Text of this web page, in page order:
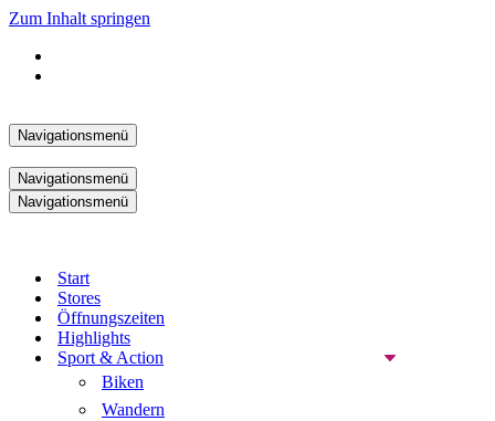
Zum Inhalt springen
Navigationsmenü
Navigationsmenü
Navigationsmenü
Start
Stores
Öffnungszeiten
Highlights
Sport & Action
Biken
Wandern